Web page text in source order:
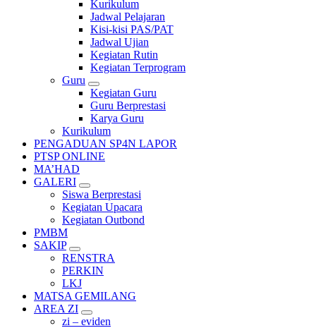
Kurikulum
Jadwal Pelajaran
Kisi-kisi PAS/PAT
Jadwal Ujian
Kegiatan Rutin
Kegiatan Terprogram
Guru
Kegiatan Guru
Guru Berprestasi
Karya Guru
Kurikulum
PENGADUAN SP4N LAPOR
PTSP ONLINE
MA’HAD
GALERI
Siswa Berprestasi
Kegiatan Upacara
Kegiatan Outbond
PMBM
SAKIP
RENSTRA
PERKIN
LKJ
MATSA GEMILANG
AREA ZI
zi – eviden